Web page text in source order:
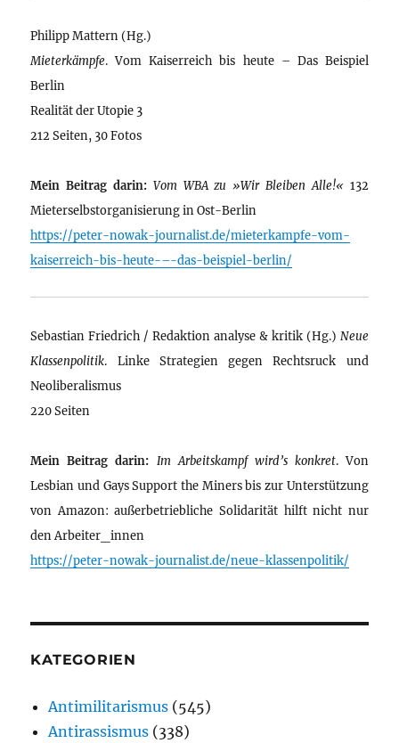
Philipp Mattern (Hg.)
Mieterkämpfe. Vom Kaiserreich bis heute – Das Beispiel
Berlin
Realität der Utopie 3
212 Seiten, 30 Fotos
Mein Beitrag darin: Vom WBA zu »Wir Bleiben Alle!« 132
Mieterselbstorganisierung in Ost-Berlin
https://peter-nowak-journalist.de/mieterkampfe-vom-
kaiserreich-bis-heute-–-das-beispiel-berlin/
Sebastian Friedrich / Redaktion analyse & kritik (Hg.) Neue
Klassenpolitik. Linke Strategien gegen Rechtsruck und
Neoliberalismus
220 Seiten
Mein Beitrag darin: Im Arbeitskampf wird’s konkret. Von
Lesbian und Gays Support the Miners bis zur Unterstützung
von Amazon: außerbetriebliche Solidarität hilft nicht nur
den Arbeiter_innen
https://peter-nowak-journalist.de/neue-klassenpolitik/
KATEGORIEN
Antimilitarismus (545)
Antirassismus (338)